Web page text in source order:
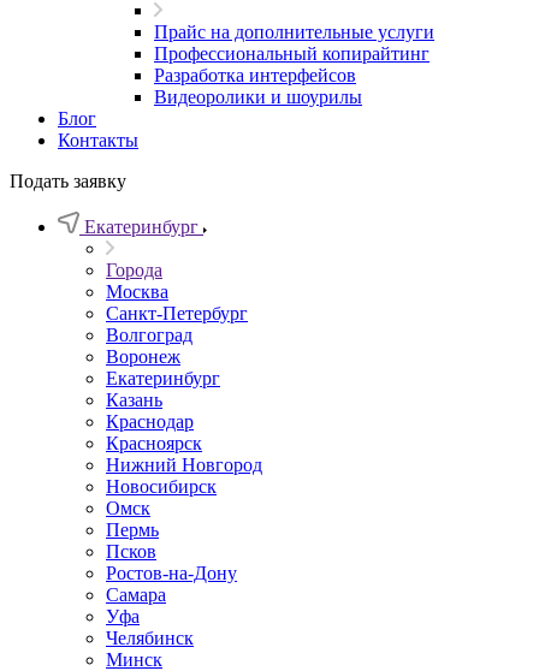
Прайс на дополнительные услуги
Профессиональный копирайтинг
Разработка интерфейсов
Видеоролики и шоурилы
Блог
Контакты
Подать заявку
Екатеринбург
Города
Москва
Санкт-Петербург
Волгоград
Воронеж
Екатеринбург
Казань
Краснодар
Красноярск
Нижний Новгород
Новосибирск
Омск
Пермь
Псков
Ростов-на-Дону
Самара
Уфа
Челябинск
Минск